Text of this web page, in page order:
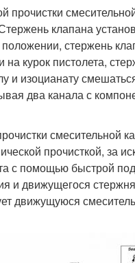
прочистки
клапана
стержень
курок пистолета,
и изоцианату
два канала с
смесительной
прочисткой, за
с помощью быстрой
движущегося
движущуюся